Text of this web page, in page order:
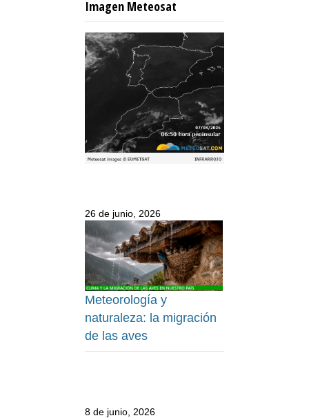
Imagen Meteosat
26 de junio, 2026
Meteorología y
naturaleza: la migración
de las aves
8 de junio, 2026